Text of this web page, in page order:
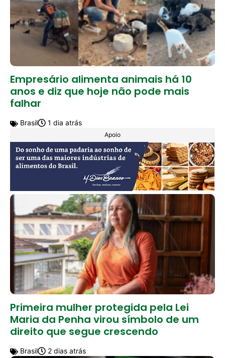
Empresário alimenta animais há 10
anos e diz que hoje não pode mais
falhar
Brasil 1 dia atrás
Apoio
Primeira mulher protegida pela Lei
Maria da Penha virou símbolo de um
direito que segue crescendo
Brasil 2 dias atrás